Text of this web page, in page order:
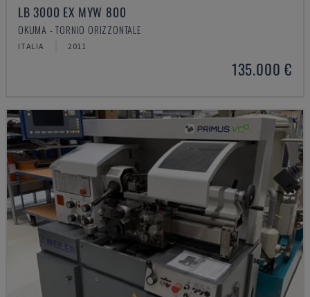
LB 3000 EX MYW 800
OKUMA - TORNIO ORIZZONTALE
ITALIA 2011
135.000 €